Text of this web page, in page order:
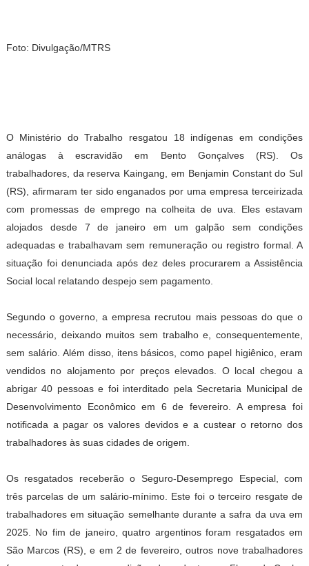
Foto: Divulgação/MTRS
O Ministério do Trabalho resgatou 18 indígenas em condições
análogas à escravidão em Bento Gonçalves (RS). Os
trabalhadores, da reserva Kaingang, em Benjamin Constant do Sul
(RS), afirmaram ter sido enganados por uma empresa terceirizada
com promessas de emprego na colheita de uva. Eles estavam
alojados desde 7 de janeiro em um galpão sem condições
adequadas e trabalhavam sem remuneração ou registro formal. A
situação foi denunciada após dez deles procurarem a Assistência
Social local relatando despejo sem pagamento.
Segundo o governo, a empresa recrutou mais pessoas do que o
necessário, deixando muitos sem trabalho e, consequentemente,
sem salário. Além disso, itens básicos, como papel higiênico, eram
vendidos no alojamento por preços elevados. O local chegou a
abrigar 40 pessoas e foi interditado pela Secretaria Municipal de
Desenvolvimento Econômico em 6 de fevereiro. A empresa foi
notificada a pagar os valores devidos e a custear o retorno dos
trabalhadores às suas cidades de origem.
Os resgatados receberão o Seguro-Desemprego Especial, com
três parcelas de um salário-mínimo. Este foi o terceiro resgate de
trabalhadores em situação semelhante durante a safra da uva em
2025. No fim de janeiro, quatro argentinos foram resgatados em
São Marcos (RS), e em 2 de fevereiro, outros nove trabalhadores